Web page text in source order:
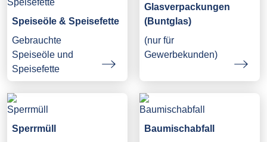
Speiseöle & Speisefette
Gebrauchte
Speiseöle und
Speisefette
Glasverpackungen
(Buntglas)
(nur für
Gewerbekunden)
Sperrmüll
Baumischabfall